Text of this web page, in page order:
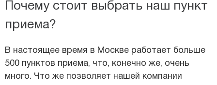
Почему стоит выбрать наш пункт
приема?
В настоящее время в Москве работает больше
500 пунктов приема, что, конечно же, очень
много. Что же позволяет нашей компании